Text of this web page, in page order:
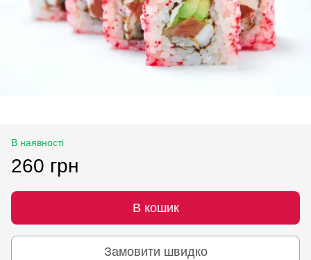
В наявності
260 грн
В кошик
Замовити швидко